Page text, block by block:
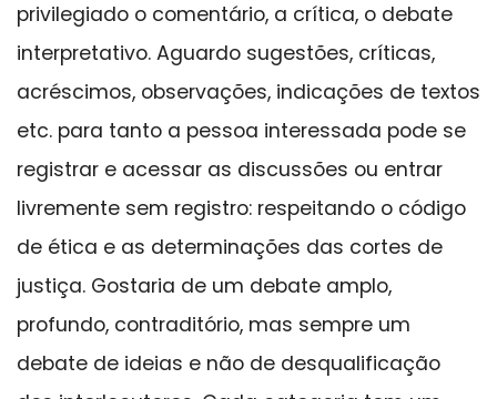
privilegiado o comentário, a crítica, o debate
interpretativo. Aguardo sugestões, críticas,
acréscimos, observações, indicações de textos
etc. para tanto a pessoa interessada pode se
registrar e acessar as discussões ou entrar
livremente sem registro: respeitando o código
de ética e as determinações das cortes de
justiça. Gostaria de um debate amplo,
profundo, contraditório, mas sempre um
debate de ideias e não de desqualificação